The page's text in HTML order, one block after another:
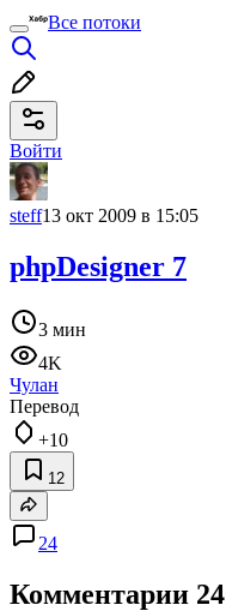
Все потоки
Войти
steff13 окт 2009 в 15:05
phpDesigner 7
3 мин
4K
Чулан
Перевод
+10
12
24
Комментарии 24